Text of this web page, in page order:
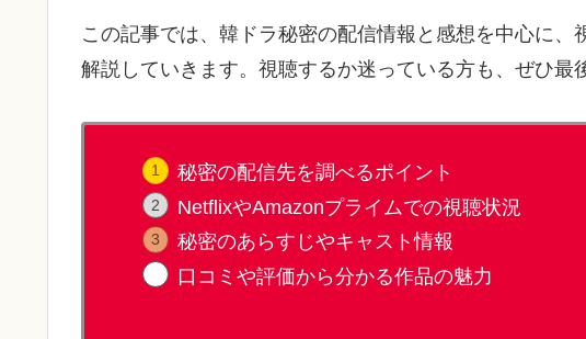
この記事では、韓ドラ秘密の配信情報と感想を中心に、
解説していきます。視聴するか迷っている方も、ぜひ最
秘密の配信先を調べるポイント
NetflixやAmazonプライムでの視聴状況
秘密のあらすじやキャスト情報
口コミや評価から分かる作品の魅力